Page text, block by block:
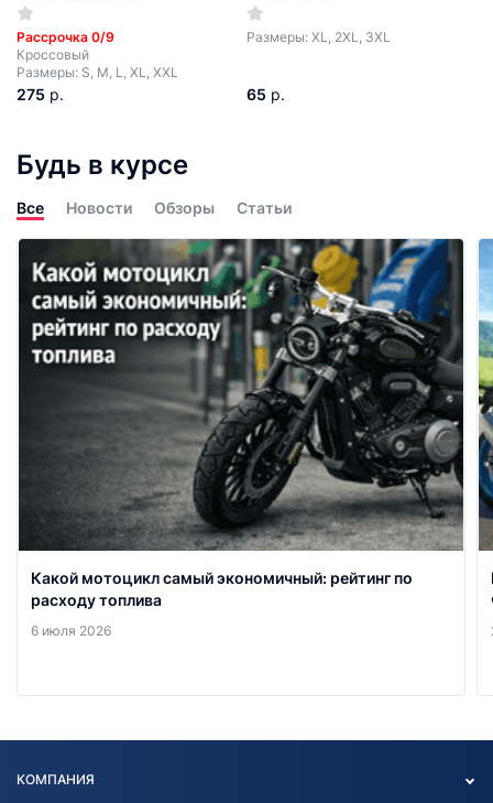
Рассрочка 0/9
Кроссовый
Размеры: S, M, L, XL, XXL
275 р.
Размеры: XL, 2XL, 3XL
65 р.
Будь в курсе
Все Новости Обзоры Статьи
Какой мотоцикл самый экономичный: рейтинг по
расходу топлива
6 июля 2026
КОМПАНИЯ